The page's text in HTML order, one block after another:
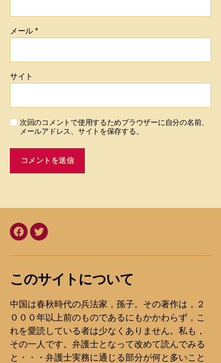
メール *
サイト
次回のコメントで使用するためブラウザーに自分の名前、
メールアドレス、サイトを保存する。
facebooktwitter
このサイトについて
中国は春秋時代の兵法家，孫子。その著作は，２
０００年以上前のものであるにもかかわらず，こ
れを愛読している者は少なくありません。私も，
その一人です。弁護士となって改めて読んでみる
と・・・弁護士実務に通じる部分が何と多いこと